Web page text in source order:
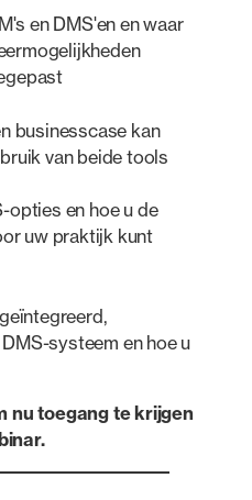
en DMS'en en waar
businesscase kan
van beide tools
opties en hoe u de
uw praktijk kunt
systeem en hoe u
nu toegang te krijgen